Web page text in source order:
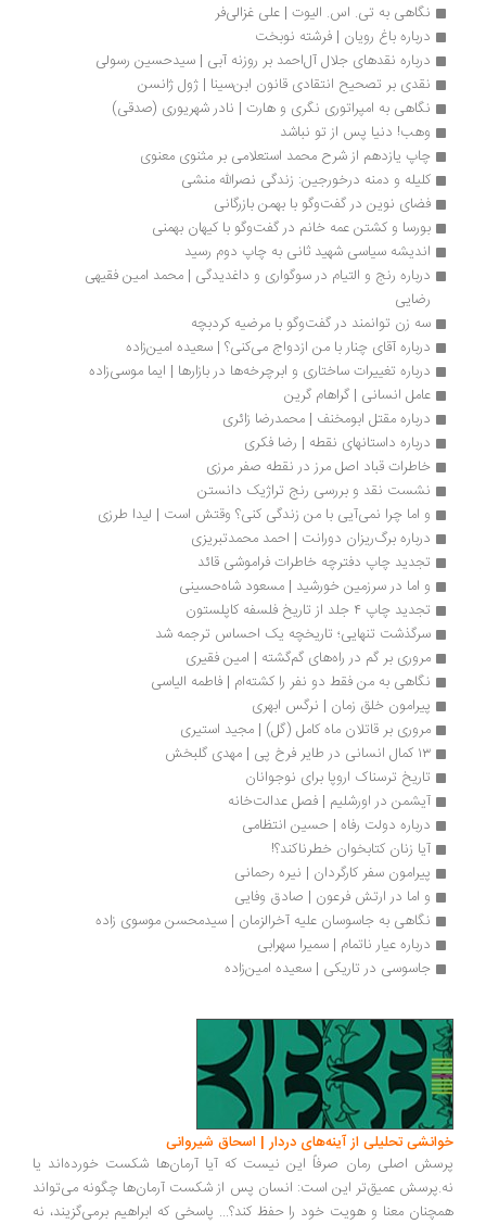
نگاهی به تی. اس. الیوت | علی غزالی‌فر
درباره‌ باغ رویان | فرشته نوبخت
درباره نقدهای جلال آل‌احمد بر روزنه آبی | سیدحسین رسولی
نقدی بر تصحیح انتقادی قانون ابن‌سینا | ژول ژانسن
نگاهی به امپراتوری نگری و هارت | نادر شهریوری (صدقی)
وهب! دنیا پس از تو نباشد
چاپ یازدهم از شرح محمد استعلامی بر مثنوی معنوی
کلیله و دمنه درخورجین: زندگی نصرالله منشی
فضای نوین در گفت‌وگو با بهمن بازرگانی
بورسا و کشتن عمه خانم در گفت‌وگو با کیهان بهمنی
اندیشه سیاسی شهید ثانی به چاپ دوم رسید
درباره رنج و التیام در سوگواری و داغدیدگی | محمد امین فقیهی
سه زن توانمند در گفت‌وگو با مرضیه کردبچه
درباره آقای چنار با من ازدواج می‌کنی؟ | سعیده امین‌زاده
درباره تغییرات ساختاری و ابرچرخه‌ها در بازارها | ایما موسی‌زاده
عامل انسانی | گراهام گرین
درباره مقتل ابومخنف | محمدرضا زائری
درباره داستانهای نقطه | رضا فکری
خاطرات قباد اصل‏ مرز در نقطه صفر مرزی
نشست نقد و بررسی رنج تراژیک دانستن
و اما چرا نمی‌آیی با من زندگی کنی؟ وقتش است | لیدا طرزی
درباره برگ‌ریزان دورانت | احمد محمدتبریزی
تجدید چاپ دفترچه خاطرات فراموشی قائد
و اما در سرزمین خورشید | مسعود شاه‏‌حسینی
تجدید چاپ ۴ جلد از تاریخ فلسفه کاپلستون
سرگذشت تنهایی؛ تاریخچه یک احساس ترجمه شد
مروری بر گم در راه‌های گم‌گشته | امین فقیری
نگاهی به من فقط دو نفر را کشته‌ام | فاطمه الیاسی
پیرامون خلق زمان | نرگس ابهری
مروری بر قاتلان ماه کامل (گل) | مجید استیری
تاریخ ترسناک اروپا برای نوجوانان
آیشمن در اورشلیم | فصل عدالت‌خانه
درباره دولت رفاه | حسین انتظامی
آیا زنان کتابخوان خطرناکند؟!
پیرامون سفر کارگردان | نیره رحمانی
و اما در ارتش فرعون | صادق وفایی
نگاهی به جاسوسان علیه آخرالزمان | سیدمحسن موسوی زاده
درباره عیار ناتمام | سمیرا سهرابی
جاسوسی در تاریکی | سعیده امین‌زاده
تحلیلی از آینه‌های دردار | اسحاق شیروانی
اصلی رمان صرفاً این نیست که آیا آرمان‌ها شکست خورده‌اند یا
عمیق‌تر این است: انسان پس از شکست آرمان‌ها چگونه می‌تواند
معنا و هویت خود را حفظ کند؟... پاسخی که ابراهیم برمی‌گزیند، نه